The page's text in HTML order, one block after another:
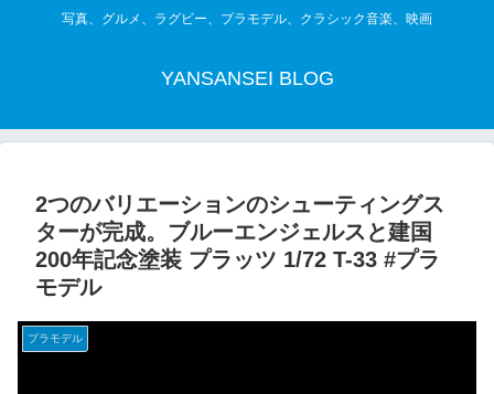
写真、グルメ、ラグビー、プラモデル、クラシック音楽、映画
YANSANSEI BLOG
2つのバリエーションのシューティングス
ターが完成。ブルーエンジェルスと建国
200年記念塗装 プラッツ 1/72 T-33 #プラ
モデル
プラモデル